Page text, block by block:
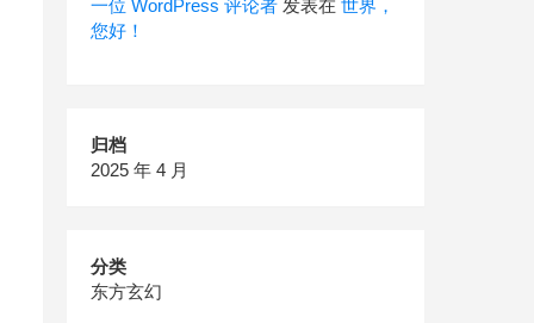
一位 WordPress 评论者 发表在 世界，
您好！
归档
2025 年 4 月
分类
东方玄幻